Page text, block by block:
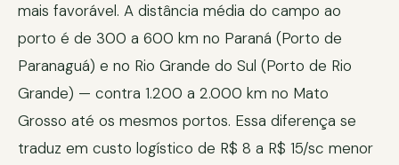
mais favorável. A distância média do campo ao
porto é de 300 a 600 km no Paraná (Porto de
Paranaguá) e no Rio Grande do Sul (Porto de Rio
Grande) — contra 1.200 a 2.000 km no Mato
Grosso até os mesmos portos. Essa diferença se
traduz em custo logístico de R$ 8 a R$ 15/sc menor